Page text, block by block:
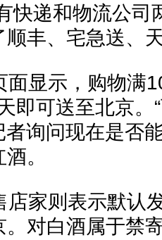
快递和物流公
丰、宅急送、
面显示，购物满
即可送至北京
者询问现在是否
。
店家则表示默认
。对白酒属于禁